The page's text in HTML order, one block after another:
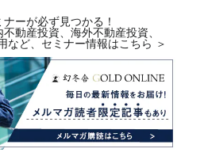
ーが必ず見つかる！
動産投資、海外不動産投資、
など、セミナー情報はこちら ＞